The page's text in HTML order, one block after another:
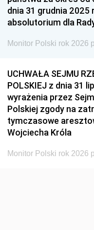
dnia 31 grudnia 2025
absolutorium dla
Monitor Polski rok 2026
UCHWAŁA SEJMU
POLSKIEJ z dnia 31
wyrażenia przez
Polskiej zgody na
tymczasowe
Wojciecha Króla
Monitor Polski rok 2026